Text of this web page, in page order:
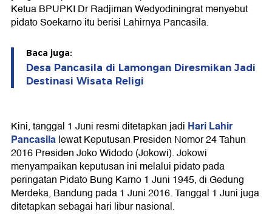
Ketua BPUPKI Dr Radjiman Wedyodiningrat menyebut
pidato Soekarno itu berisi Lahirnya Pancasila.
Baca juga:
Desa Pancasila di Lamongan Diresmikan Jadi
Destinasi Wisata Religi
Kini, tanggal 1 Juni resmi ditetapkan jadi Hari Lahir
Pancasilalewat Keputusan Presiden Nomor 24 Tahun
2016 Presiden Joko Widodo (Jokowi). Jokowi
menyampaikan keputusan ini melalui pidato pada
peringatan Pidato Bung Karno 1 Juni 1945, di Gedung
Merdeka, Bandung pada 1 Juni 2016. Tanggal 1 Juni juga
ditetapkan sebagai hari libur nasional.